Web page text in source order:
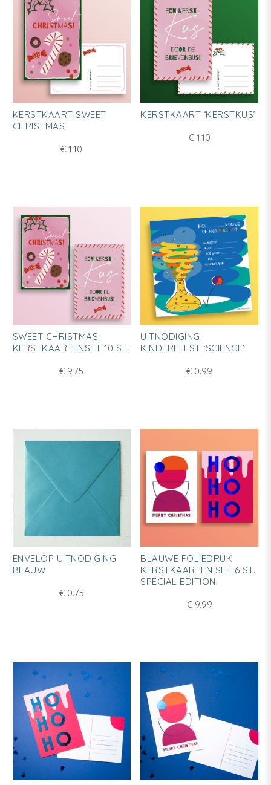
KERSTKAART SWEET
CHRISTMAS
€ 1.10
KERSTKAART ‘KERSTKUS’
€1.10
SWEET CHRISTMAS
KERSTKAARTENSET 10 ST.
€ 9.75
UITNODIGING
KINDERFEEST ‘SCIENCE’
€ 0.99
ENVELOP UITNODIGING
BLAUW
€0.75
BLAUWE FOLIEDRUK
KERSTKAARTEN SET 6 ST.
SPECIAL EDITION
€9.99